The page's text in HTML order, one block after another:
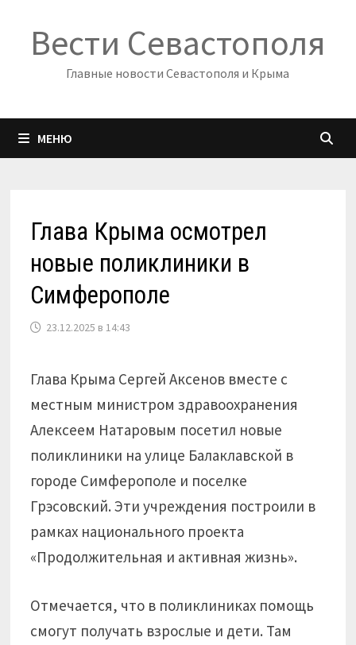
содержимому
Вести Севастополя
Главные новости Севастополя и Крыма
МЕНЮ
Глава Крыма осмотрел
новые поликлиники в
Симферополе
23.12.2025 в 14:43
Глава Крыма Сергей Аксенов вместе с
местным министром здравоохранения
Алексеем Натаровым посетил новые
поликлиники на улице Балаклавской в
городе Симферополе и поселке
Грэсовский. Эти учреждения построили в
рамках национального проекта
«Продолжительная и активная жизнь».
Отмечается, что в поликлиниках помощь
смогут получать взрослые и дети. Там